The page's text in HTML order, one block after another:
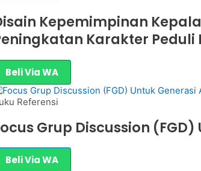
Kepemimpinan
Karakter Peduli
Beli Via WA
Referensi
Grup Discussion
Beli Via WA